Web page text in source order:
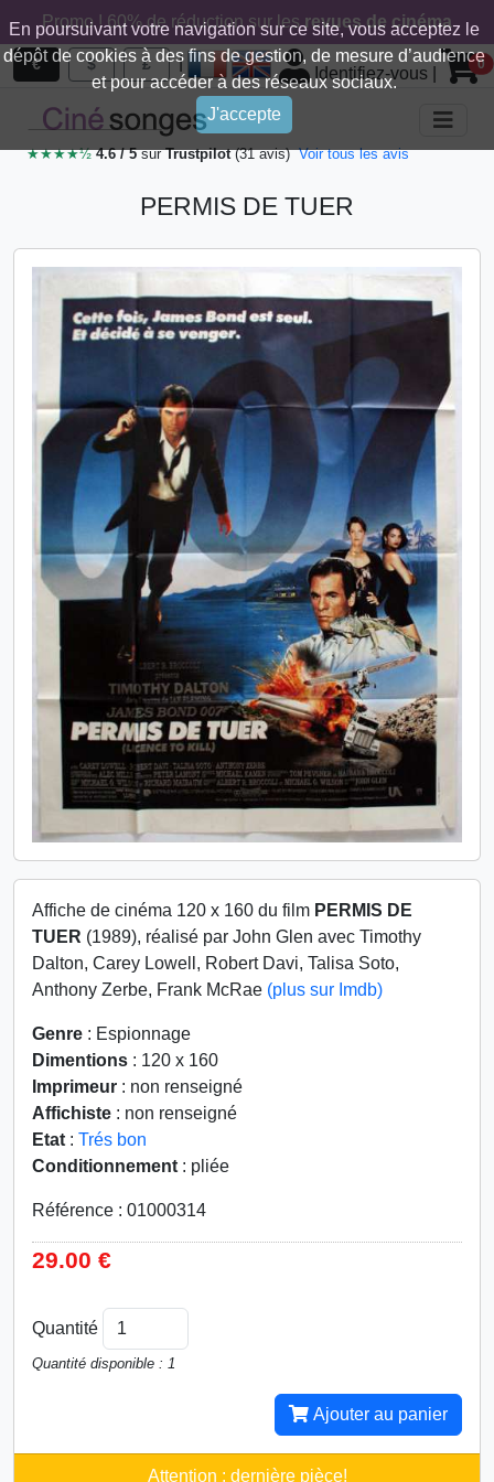
En poursuivant votre navigation sur ce site, vous acceptez le
dépôt de cookies à des fins de gestion, de mesure d’audience
et pour accéder à des réseaux sociaux.
J'accepte
Promo ! 60% de réduction sur lesrevues de cinéma
€ $ £ |
Identifiez-vous 0
★★★★½4.6 / 5surTrustpilot(31 avis) Voir tous les avis
PERMIS DE TUER
Affiche de cinéma 120 x 160 du film PERMIS DE
TUER (1989), réalisé par John Glen avec Timothy
Dalton, Carey Lowell, Robert Davi, Talisa Soto,
Anthony Zerbe, Frank McRae (plus sur Imdb)
Genre : Espionnage
Dimentions : 120 x 160
Imprimeur : non renseigné
Affichiste : non renseigné
Etat : Trés bon
Conditionnement : pliée
Référence : 01000314
29.00 €
Quantité
Quantité disponible : 1
Ajouter au panier
Attention : dernière pièce!